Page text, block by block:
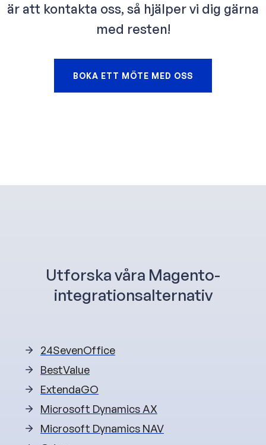
är att kontakta oss, så hjälper vi dig gärna
med resten!
BOKA ETT MÖTE MED OSS
Utforska våra Magento-
integrationsalternativ
24SevenOffice
BestValue
ExtendaGO
Microsoft Dynamics AX
Microsoft Dynamics NAV